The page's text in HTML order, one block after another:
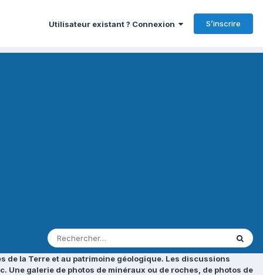
Utilisateur existant ? Connexion S’inscrire
de la Terre et au patrimoine géologique. Les discussions
galerie de photos de minéraux ou de roches, de photos de